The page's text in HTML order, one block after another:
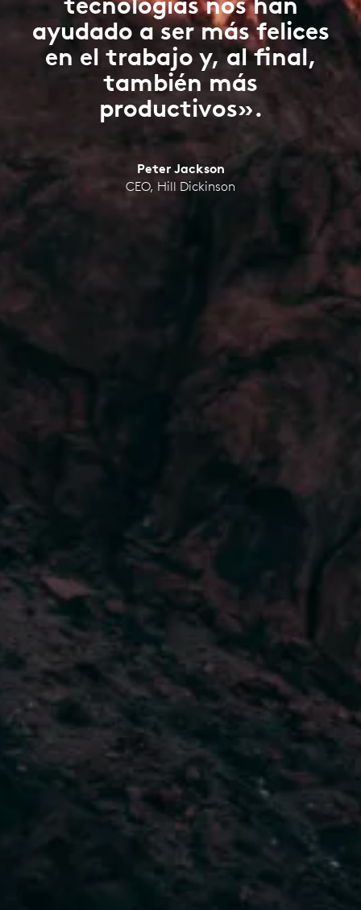
ayudado a ser más felices
en el trabajo y, al final,
también más
productivos».
Peter Jackson
CEO, Hill Dickinson